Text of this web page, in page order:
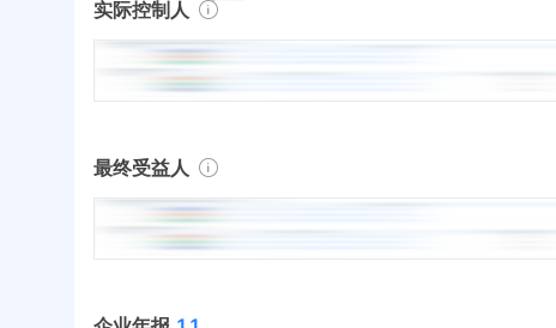
实际控制人
最终受益人